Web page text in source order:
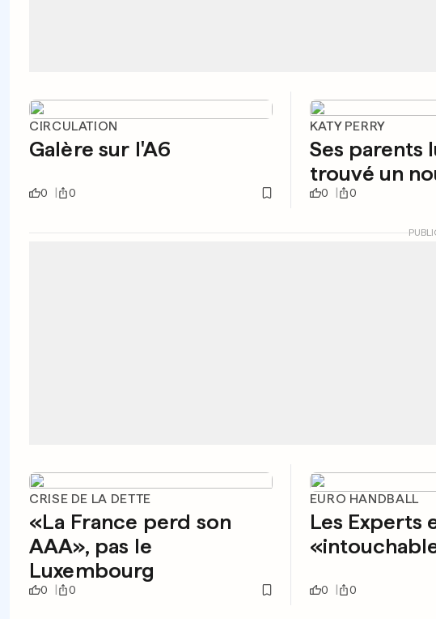
CIRCULATION
Galère sur l'A6
0 0
KATY PERRY
Ses parents
trouvé un
0 0
CRISE DE LA DETTE
«La France perd son
AAA», pas le
Luxembourg
0 0
EURO HANDBALL
Les Experts
0 0